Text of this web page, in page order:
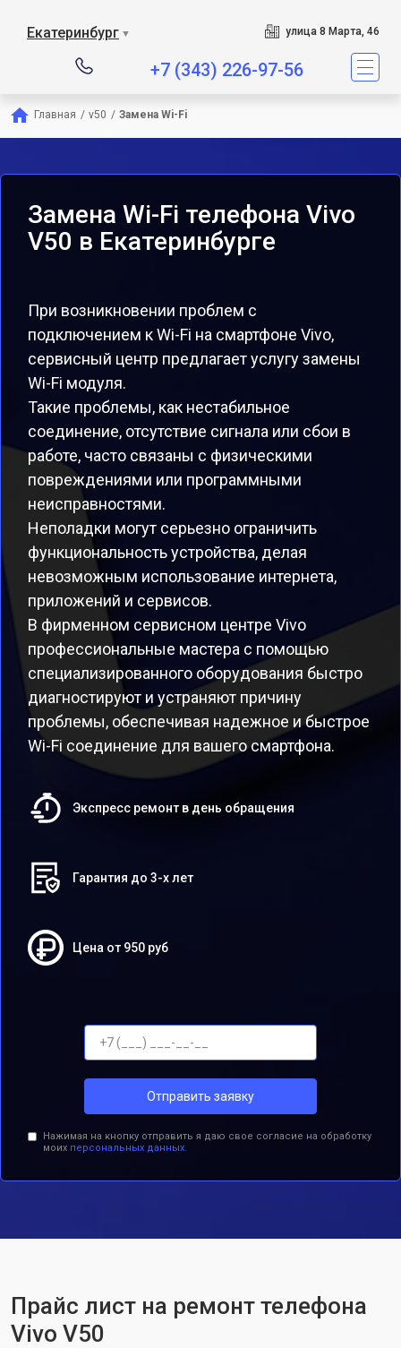
Екатеринбург ▼ улица 8 Марта, 46
+7 (343) 226-97-56
Главная / v50 / Замена Wi-Fi
Замена Wi-Fi телефона Vivo
V50 в Екатеринбурге
При возникновении проблем с
подключением к Wi-Fi на смартфоне Vivo,
сервисный центр предлагает услугу замены
Wi-Fi модуля.
Такие проблемы, как нестабильное
соединение, отсутствие сигнала или сбои в
работе, часто связаны с физическими
повреждениями или программными
неисправностями.
Неполадки могут серьезно ограничить
функциональность устройства, делая
невозможным использование интернета,
приложений и сервисов.
В фирменном сервисном центре Vivo
профессиональные мастера с помощью
специализированного оборудования быстро
диагностируют и устраняют причину
проблемы, обеспечивая надежное и быстрое
Wi-Fi соединение для вашего смартфона.
Экспресс ремонт в день обращения
Гарантия до 3-х лет
Цена от 950 руб
Отправить заявку
Нажимая на кнопку отправить я даю свое согласие на обработку
моих персональных данных.
Прайс лист на ремонт телефона
Vivo V50